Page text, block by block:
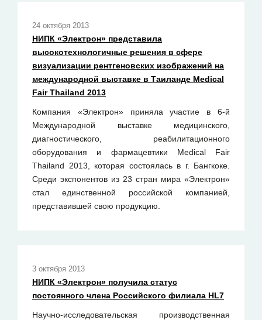
24 октября 2013
НИПК «Электрон» представила
высокотехнологичные решения в сфере
визуализации рентгеновских изображений на
международной выставке в Таиланде Medical
Fair Thailand 2013
Компания «Электрон» приняла участие в 6-й
Международной выставке медицинского,
диагностического, реабилитационного
оборудования и фармацевтики Medical Fair
Thailand 2013, которая состоялась в г. Бангкоке.
Среди экспонентов из 23 стран мира «Электрон»
стал единственной российской компанией,
представившей свою продукцию.
3 октября 2013
НИПК «Электрон» получила статус
постоянного члена Российского филиала HL7
Научно-исследовательская производственная